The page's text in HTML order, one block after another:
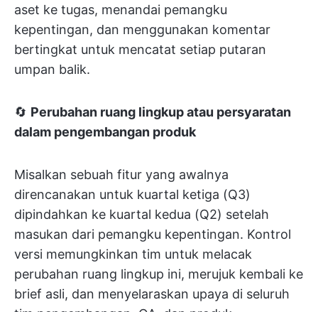
aset ke tugas, menandai pemangku
kepentingan, dan menggunakan komentar
bertingkat untuk mencatat setiap putaran
umpan balik.
🔄 Perubahan ruang lingkup atau persyaratan
dalam pengembangan produk
Misalkan sebuah fitur yang awalnya
direncanakan untuk kuartal ketiga (Q3)
dipindahkan ke kuartal kedua (Q2) setelah
masukan dari pemangku kepentingan. Kontrol
versi memungkinkan tim untuk melacak
perubahan ruang lingkup ini, merujuk kembali ke
brief asli, dan menyelaraskan upaya di seluruh